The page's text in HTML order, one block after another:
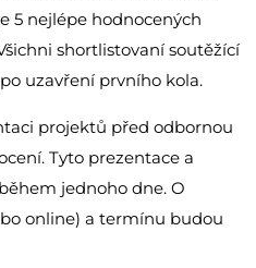
5 nejlépe hodnocených
shortlistovaní soutěžící
uzavření prvního kola.
projektů před odbornou
Tyto prezentace a
jednoho dne. O
online) a termínu budou